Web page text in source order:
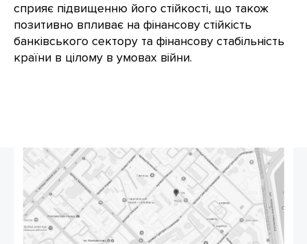
сприяє підвищенню його стійкості, що також
позитивно впливає на фінансову стійкість
банківського сектору та фінансову стабільність
країни в цілому в умовах війни.